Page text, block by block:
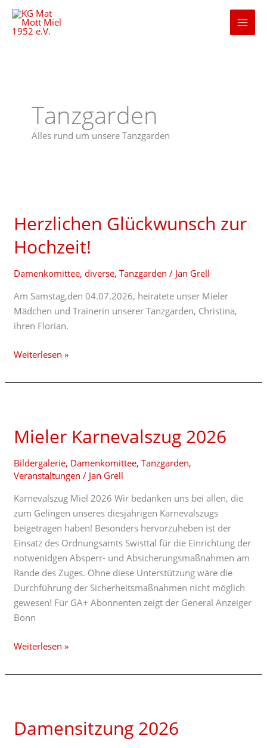
Zum
Inhalt
springen
Tanzgarden
Alles rund um unsere Tanzgarden
Herzlichen Glückwunsch zur
Hochzeit!
Damenkomittee,diverse,Tanzgarden / Jan Grell
Am Samstag,den 04.07.2026, heiratete unser Mieler
Mädchen und Trainerin unserer Tanzgarden, Christina,
ihren Florian.
zur
Weiterlesen »
Mieler Karnevalszug 2026
Bildergalerie, Damenkomittee,Tanzgarden,
Veranstaltungen / Jan Grell
Karnevalszug Miel 2026 Wir bedanken uns bei allen, die
zum Gelingen unseres diesjährigen Karnevalszugs
beigetragen haben! Besonders hervorzuheben ist der
Einsatz des Ordnungsamts Swisttal für die Einrichtung der
notwenidgen Absperr- und Absicherungsmaßnahmen am
Rande des Zuges. Ohne diese Unterstützung wäre die
Durchführung der Sicherheitsmaßnahmen nicht möglich
gewesen! Für GA+ Abonnenten zeigt der General Anzeiger
Bonn
2026
Weiterlesen »
Damensitzung 2026